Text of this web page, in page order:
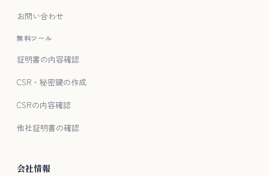
お問い合わせ
無料ツール
証明書の内容確認
CSR・秘密鍵の作成
CSRの内容確認
他社証明書の確認
会社情報